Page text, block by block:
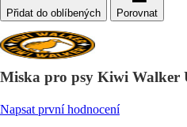
Porovnat
Miska pro psy Kiwi Walker
Napsat první hodnocení